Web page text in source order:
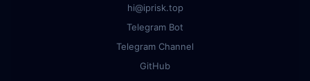
hi@iprisk.top
Telegram Bot
Telegram Channel
GitHub